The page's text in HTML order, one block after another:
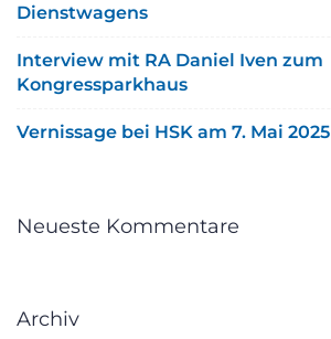
Dienstwagens
Interview mit RA Daniel Iven zum
Kongressparkhaus
Vernissage bei HSK am 7. Mai 2025
Neueste Kommentare
Archiv